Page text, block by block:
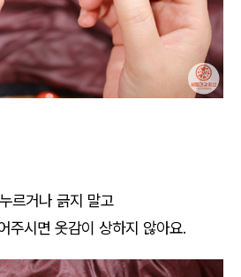
르거나 긁지 말고
주시면 옷감이 상하지 않아요.